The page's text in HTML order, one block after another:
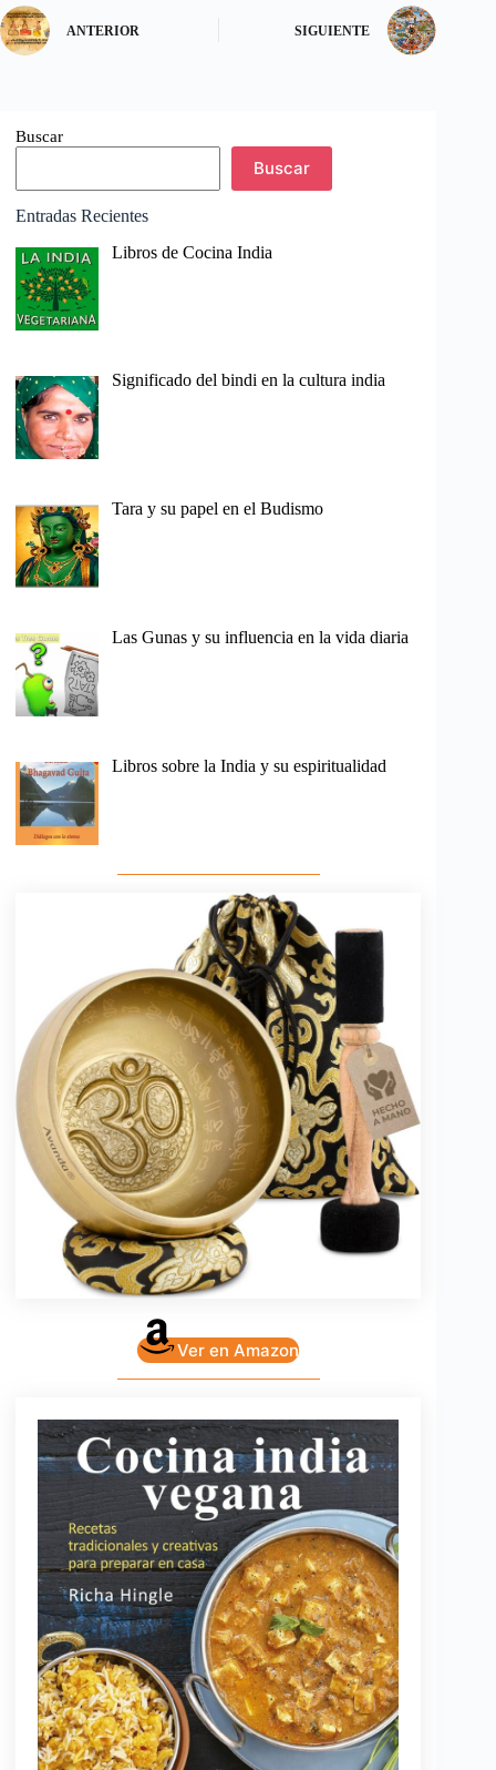
ANTERIOR SIGUIENTE
Buscar
Buscar
Entradas Recientes
Libros de Cocina India
Significado del bindi en la cultura india
Tara y su papel en el Budismo
Las Gunas y su influencia en la vida diaria
Libros sobre la India y su espiritualidad
Ver en Amazon